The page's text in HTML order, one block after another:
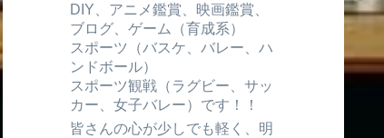
DIY、アニメ鑑賞、映画鑑賞、
ブログ、ゲーム（育成系）
スポーツ（バスケ、バレー、ハ
ンドボール）
スポーツ観戦（ラグビー、サッ
カー、女子バレー）です！！
皆さんの心が少しでも軽く、明